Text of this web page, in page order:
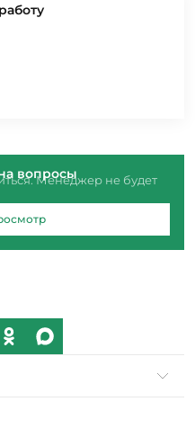
вопросы
Менеджер не будет